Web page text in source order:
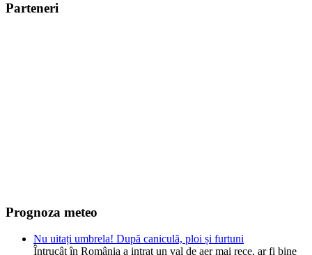
Parteneri
Prognoza meteo
Nu uitați umbrela! După caniculă, ploi și furtuni
Întrucât în România a intrat un val de aer mai rece, ar fi bine